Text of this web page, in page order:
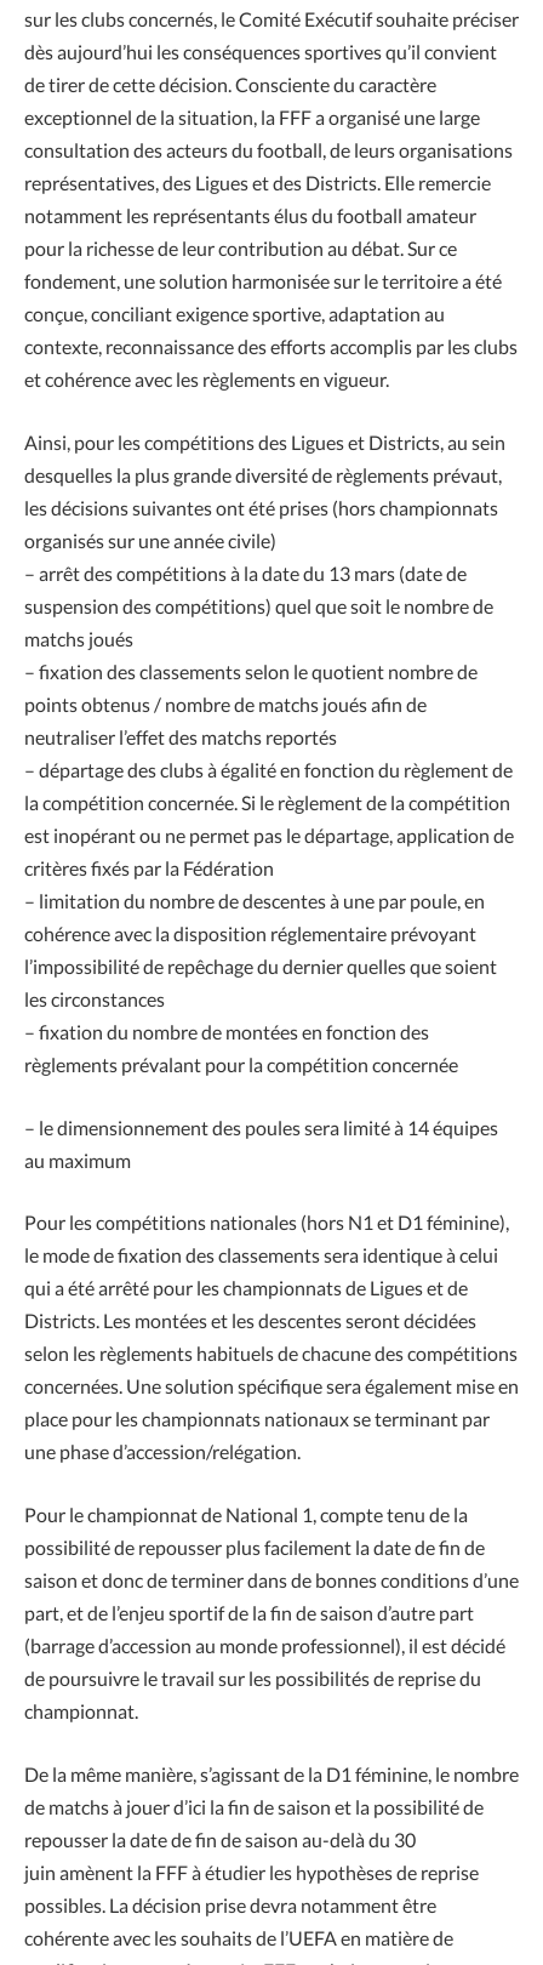
sur les clubs concernés, le Comité Exécutif souhaite préciser
dès aujourd’hui les conséquences sportives qu’il convient
de tirer de cette décision. Consciente du caractère
exceptionnel de la situation, la FFF a organisé une large
consultation des acteurs du football, de leurs organisations
représentatives, des Ligues et des Districts. Elle remercie
notamment les représentants élus du football amateur
pour la richesse de leur contribution au débat. Sur ce
fondement, une solution harmonisée sur le territoire a été
conçue, conciliant exigence sportive, adaptation au
contexte, reconnaissance des efforts accomplis par les clubs
et cohérence avec les règlements en vigueur.
Ainsi, pour les compétitions des Ligues et Districts, au sein
desquelles la plus grande diversité de règlements prévaut,
les décisions suivantes ont été prises (hors championnats
organisés sur une année civile)
– arrêt des compétitions à la date du 13 mars (date de
suspension des compétitions) quel que soit le nombre de
matchs joués
– fixation des classements selon le quotient nombre de
points obtenus / nombre de matchs joués afin de
neutraliser l’effet des matchs reportés
– départage des clubs à égalité en fonction du règlement de
la compétition concernée. Si le règlement de la compétition
est inopérant ou ne permet pas le départage, application de
critères fixés par la Fédération
– limitation du nombre de descentes à une par poule, en
cohérence avec la disposition réglementaire prévoyant
l’impossibilité de repêchage du dernier quelles que soient
les circonstances
– fixation du nombre de montées en fonction des
règlements prévalant pour la compétition concernée
– le dimensionnement des poules sera limité à 14 équipes
au maximum
Pour les compétitions nationales (hors N1 et D1 féminine),
le mode de fixation des classements sera identique à celui
qui a été arrêté pour les championnats de Ligues et de
Districts. Les montées et les descentes seront décidées
selon les règlements habituels de chacune des compétitions
concernées. Une solution spécifique sera également mise en
place pour les championnats nationaux se terminant par
une phase d’accession/relégation.
Pour le championnat de National 1, compte tenu de la
possibilité de repousser plus facilement la date de fin de
saison et donc de terminer dans de bonnes conditions d’une
part, et de l’enjeu sportif de la fin de saison d’autre part
(barrage d’accession au monde professionnel), il est décidé
de poursuivre le travail sur les possibilités de reprise du
championnat.
De la même manière, s’agissant de la D1 féminine, le nombre
de matchs à jouer d’ici la fin de saison et la possibilité de
repousser la date de fin de saison au-delà du 30
juin amènent la FFF à étudier les hypothèses de reprise
possibles. La décision prise devra notamment être
cohérente avec les souhaits de l’UEFA en matière de